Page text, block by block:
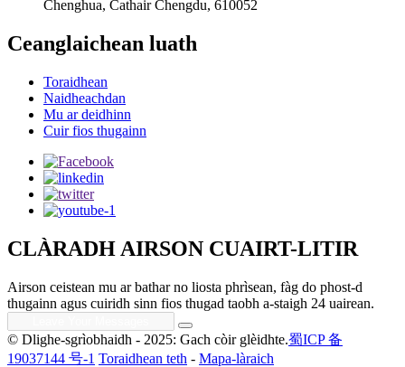
Chenghua, Cathair Chengdu, 610052
Ceanglaichean luath
Toraidhean
Naidheachdan
Mu ar deidhinn
Cuir fios thugainn
CLÀRADH AIRSON CUAIRT-LITIR
Airson ceistean mu ar bathar no liosta phrìsean, fàg do phost-d
thugainn agus cuiridh sinn fios thugad taobh a-staigh 24 uairean.
© Dlighe-sgrìobhaidh - 2025: Gach còir glèidhte.蜀ICP 备
19037144 号-1 Toraidhean teth - Mapa-làraich